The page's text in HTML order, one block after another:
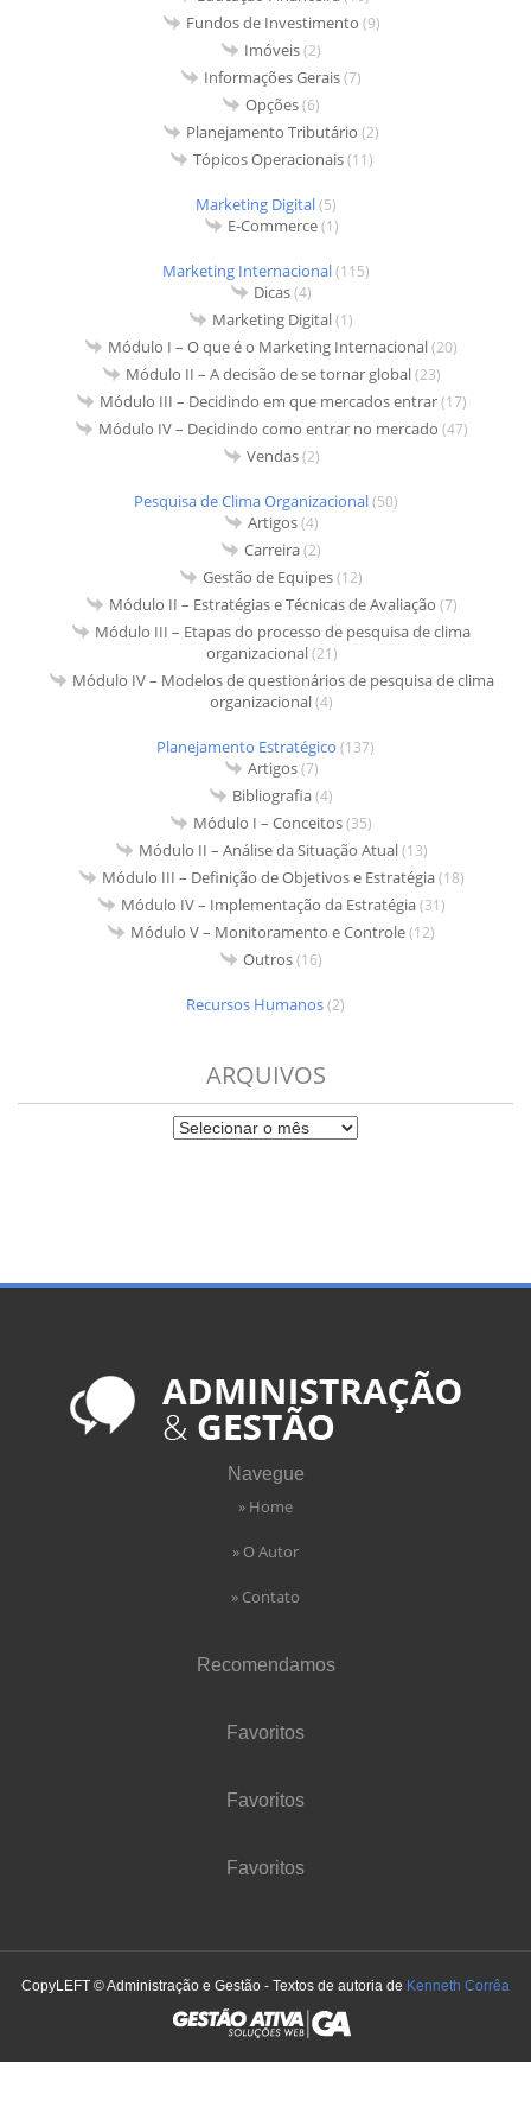
Fundos de Investimento (9)
Imóveis(2)
Informações Gerais(7)
Opções(6)
Planejamento Tributário (2)
Tópicos Operacionais(11)
Marketing Digital(5)
E-Commerce(1)
Marketing Internacional(115)
Dicas(4)
Marketing Digital(1)
Módulo I – O que é o Marketing Internacional(20)
Módulo II – A decisão de se tornar global(23)
Módulo III – Decidindo em que mercados entrar(17)
Módulo IV – Decidindo como entrar no mercado (47)
Vendas(2)
Pesquisa de Clima Organizacional(50)
Artigos(4)
Carreira(2)
Gestão de Equipes(12)
Módulo II – Estratégias e Técnicas de Avaliação (7)
Módulo III – Etapas do processo de pesquisa de clima
organizacional(21)
Módulo IV – Modelos de questionários de pesquisa de clima
organizacional(4)
Planejamento Estratégico (137)
Artigos(7)
Bibliografia(4)
Módulo I – Conceitos(35)
Módulo II – Análise da Situação Atual(13)
Módulo III – Definição de Objetivos e Estratégia(18)
Módulo IV – Implementação da Estratégia(31)
Módulo V – Monitoramento e Controle(12)
Outros(16)
Recursos Humanos(2)
ARQUIVOS
Navegue
» Home
» O Autor
» Contato
Recomendamos
Favoritos
Favoritos
Favoritos
CopyLEFT © Administração e Gestão - Textos de autoria de Kenneth Corrêa